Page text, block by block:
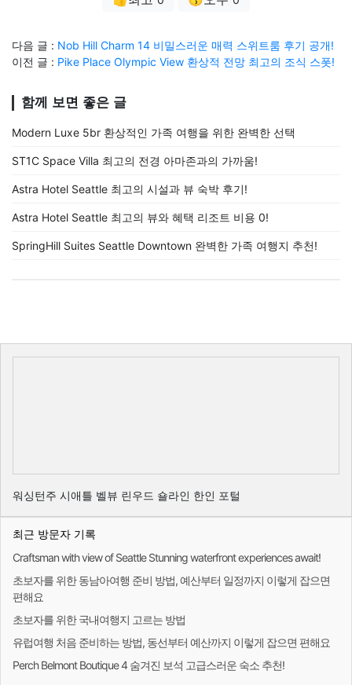
다음 글 : Nob Hill Charm 14 비밀스러운 매력 스위트룸 후기 공개!
이전 글 : Pike Place Olympic View 환상적 전망 최고의 조식 스폿!
함께 보면 좋은 글
Modern Luxe 5br 환상적인 가족 여행을 위한 완벽한 선택
ST1C Space Villa 최고의 전경 아마존과의 가까움!
Astra Hotel Seattle 최고의 시설과 뷰 숙박 후기!
Astra Hotel Seattle 최고의 뷰와 혜택 리조트 비용 0!
SpringHill Suites Seattle Downtown 완벽한 가족 여행지 추천!
워싱턴주 시애틀 벨뷰 린우드 숄라인 한인 포털
최근 방문자 기록
Craftsman with view of Seattle Stunning waterfront experiences await!
초보자를 위한 동남아여행 준비 방법, 예산부터 일정까지 이렇게 잡으면
편해요
초보자를 위한 국내여행지 고르는 방법
유럽여행 처음 준비하는 방법, 동선부터 예산까지 이렇게 잡으면 편해요
Perch Belmont Boutique 4 숨겨진 보석 고급스러운 숙소 추천!